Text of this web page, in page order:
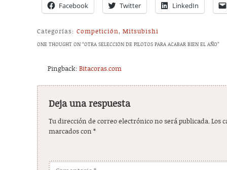
Facebook Twitter LinkedIn
Categorías: Competición,Mitsubishi
ONE THOUGHT ON “OTRA SELECCIÓN DE PILOTOS PARA ACABAR BIEN EL AÑO”
Pingback:Bitacoras.com
Deja una respuesta
Tu dirección de correo electrónico no será publicada. Los
marcados con*